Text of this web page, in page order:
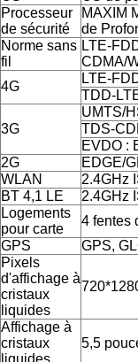
Processeur
de sécurité
MAXIM
de
Norme sans
fil
LTE-
CDMA/
4G
LTE-
TDD-
3G
UMTS/
TDS-
EVDO :
2G
EDGE/
WLAN
2.4GHz
BT 4,1 LE
2.4GHz
Logements
pour carte
4 fentes
GPS GPS,
Pixels
d'affichage à
cristaux
liquides
Affichage à
cristaux
5,5